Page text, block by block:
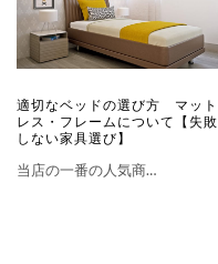
適切なベッドの選び方 マット
レス・フレームについて【失敗
しない家具選び】
当店の一番の人気商…